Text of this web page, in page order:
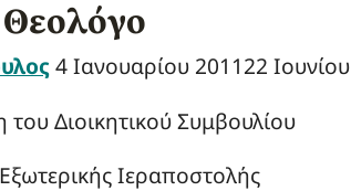
4 Ιανουαρίου 201122
Διοικητικού Συμβουλίου
Ιεραποστολής